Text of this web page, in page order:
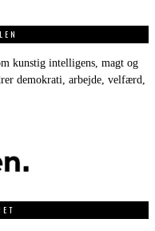
kunstig intelligens, magt og
demokrati, arbejde, velfærd,